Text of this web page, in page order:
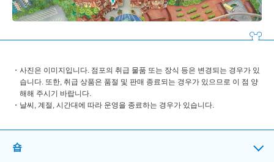
사진은 이미지입니다. 점포의 취급 물품 또는 장식 등은 변경되는 경우가 있
습니다. 또한, 취급 상품은 품절 및 판매 종료되는 경우가 있으므로 이 점 양
해해 주시기 바랍니다.
날씨, 계절, 시간대에 따라 운영을 종료하는 경우가 있습니다.
숍